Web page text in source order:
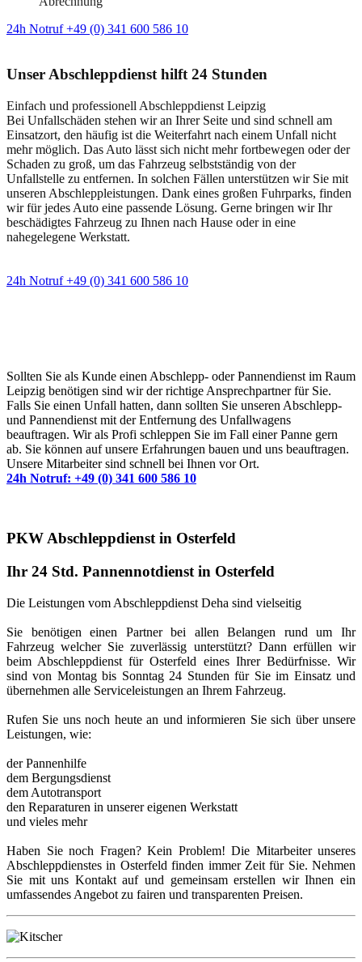
24h Notruf +49 (0) 341 600 586 10
Unser Abschleppdienst hilft 24 Stunden
Einfach und professionell Abschleppdienst Leipzig
Bei Unfallschäden stehen wir an Ihrer Seite und sind schnell am
Einsatzort, den häufig ist die Weiterfahrt nach einem Unfall nicht
mehr möglich. Das Auto lässt sich nicht mehr fortbewegen oder der
Schaden zu groß, um das Fahrzeug selbstständig von der
Unfallstelle zu entfernen. In solchen Fällen unterstützen wir Sie mit
unseren Abschleppleistungen. Dank eines großen Fuhrparks, finden
wir für jedes Auto eine passende Lösung. Gerne bringen wir Ihr
beschädigtes Fahrzeug zu Ihnen nach Hause oder in eine
nahegelegene Werkstatt.
24h Notruf +49 (0) 341 600 586 10
Sollten Sie als Kunde einen Abschlepp- oder Pannendienst im Raum
Leipzig benötigen sind wir der richtige Ansprechpartner für Sie.
Falls Sie einen Unfall hatten, dann sollten Sie unseren Abschlepp-
und Pannendienst mit der Entfernung des Unfallwagens
beauftragen. Wir als Profi schleppen Sie im Fall einer Panne gern
ab. Sie können auf unsere Erfahrungen bauen und uns beauftragen.
Unsere Mitarbeiter sind schnell bei Ihnen vor Ort.
24h Notruf: +49 (0) 341 600 586 10
PKW Abschleppdienst in Osterfeld
Ihr 24 Std. Pannennotdienst in Osterfeld
Die Leistungen vom Abschleppdienst Deha sind vielseitig
Sie benötigen einen Partner bei allen Belangen rund um Ihr
Fahrzeug welcher Sie zuverlässig unterstützt? Dann erfüllen wir
beim Abschleppdienst für Osterfeld eines Ihrer Bedürfnisse. Wir
sind von Montag bis Sonntag 24 Stunden für Sie im Einsatz und
übernehmen alle Serviceleistungen an Ihrem Fahrzeug.
Rufen Sie uns noch heute an und informieren Sie sich über unsere
Leistungen, wie:
der Pannenhilfe
dem Bergungsdienst
dem Autotransport
den Reparaturen in unserer eigenen Werkstatt
und vieles mehr
Haben Sie noch Fragen? Kein Problem! Die Mitarbeiter unseres
Abschleppdienstes in Osterfeld finden immer Zeit für Sie. Nehmen
Sie mit uns Kontakt auf und gemeinsam erstellen wir Ihnen ein
umfassendes Angebot zu fairen und transparenten Preisen.